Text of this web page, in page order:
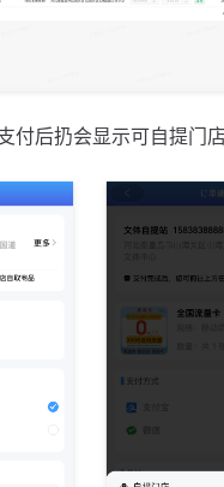
付后扔会显示可自提门